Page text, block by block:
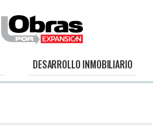
DESARROLLO INMOBILIARIO